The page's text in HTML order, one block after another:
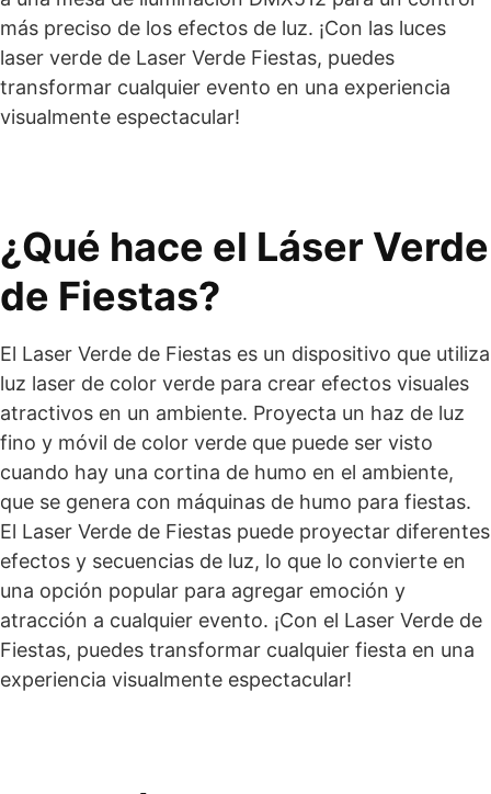
más preciso de los efectos de luz. ¡Con las luces
laser verde de Laser Verde Fiestas, puedes
transformar cualquier evento en una experiencia
visualmente espectacular!
¿Qué hace el Láser Verde
de Fiestas?
El Laser Verde de Fiestas es un dispositivo que utiliza
luz laser de color verde para crear efectos visuales
atractivos en un ambiente. Proyecta un haz de luz
fino y móvil de color verde que puede ser visto
cuando hay una cortina de humo en el ambiente,
que se genera con máquinas de humo para fiestas.
El Laser Verde de Fiestas puede proyectar diferentes
efectos y secuencias de luz, lo que lo convierte en
una opción popular para agregar emoción y
atracción a cualquier evento. ¡Con el Laser Verde de
Fiestas, puedes transformar cualquier fiesta en una
experiencia visualmente espectacular!